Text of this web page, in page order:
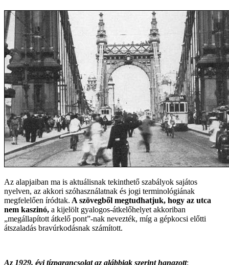
Az alapjaiban ma is aktuálisnak tekinthető szabályok sajátos
nyelven, az akkori szóhasználatnak és jogi terminológiának
megfelelően íródtak. A szövegből megtudhatjuk, hogy az utca
nem kaszinó, a kijelölt gyalogos-átkelőhelyet akkoriban
„megállapított átkelő pont”-nak nevezték, míg a gépkocsi előtti
átszaladás bravúrkodásnak számított.
Az 1929. évi tízparancsolat az alábbiak szerint hangzott: